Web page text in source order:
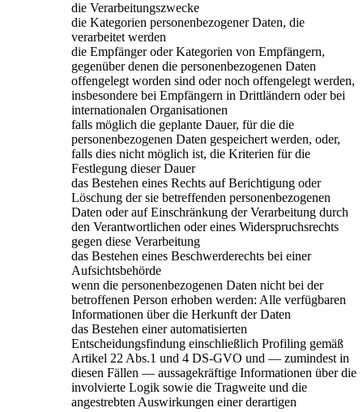
die Verarbeitungszwecke
die Kategorien personenbezogener Daten, die
verarbeitet werden
die Empfänger oder Kategorien von Empfängern,
gegenüber denen die personenbezogenen Daten
offengelegt worden sind oder noch offengelegt werden,
insbesondere bei Empfängern in Drittländern oder bei
internationalen Organisationen
falls möglich die geplante Dauer, für die die
personenbezogenen Daten gespeichert werden, oder,
falls dies nicht möglich ist, die Kriterien für die
Festlegung dieser Dauer
das Bestehen eines Rechts auf Berichtigung oder
Löschung der sie betreffenden personenbezogenen
Daten oder auf Einschränkung der Verarbeitung durch
den Verantwortlichen oder eines Widerspruchsrechts
gegen diese Verarbeitung
das Bestehen eines Beschwerderechts bei einer
Aufsichtsbehörde
wenn die personenbezogenen Daten nicht bei der
betroffenen Person erhoben werden: Alle verfügbaren
Informationen über die Herkunft der Daten
das Bestehen einer automatisierten
Entscheidungsfindung einschließlich Profiling gemäß
Artikel 22 Abs.1 und 4 DS-GVO und — zumindest in
diesen Fällen — aussagekräftige Informationen über die
involvierte Logik sowie die Tragweite und die
angestrebten Auswirkungen einer derartigen